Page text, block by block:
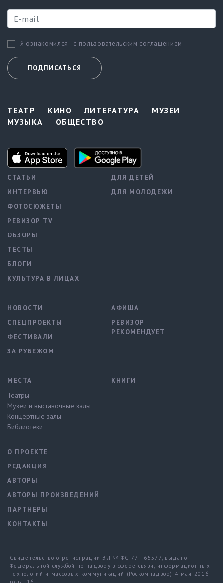
Я ознакомился с пользовательским соглашением
ПОДПИСАТЬСЯ
ТЕАТР КИНО ЛИТЕРАТУРА
МУЗЕИ
МУЗЫКА
ОБЩЕСТВО
СТАТЬИ
ИНТЕРВЬЮ
ФОТОСЮЖЕТЫ
РЕВИЗОР TV
ОБЗОРЫ
ТЕСТЫ
БЛОГИ
КУЛЬТУРА В ЛИЦАХ
ДЛЯ ДЕТЕЙ
ДЛЯ МОЛОДЕЖИ
НОВОСТИ
СПЕЦПРОЕКТЫ
ФЕСТИВАЛИ
ЗА РУБЕЖОМ
АФИША
РЕВИЗОР
РЕКОМЕНДУЕТ
МЕСТА
Театры
Музеи и выставочные залы
Концертные залы
Библиотеки
КНИГИ
О ПРОЕКТЕ
РЕДАКЦИЯ
АВТОРЫ
АВТОРЫ ПРОИЗВЕДЕНИЙ
ПАРТНЕРЫ
КОНТАКТЫ
Свидетельство о регистрации ЭЛ № ФС 77 - 65577, выдано
Федеральной службой по надзору в сфере связи, информационных
технологий и массовых коммуникаций (Роскомнадзор) 4 мая 2016
года. 16+